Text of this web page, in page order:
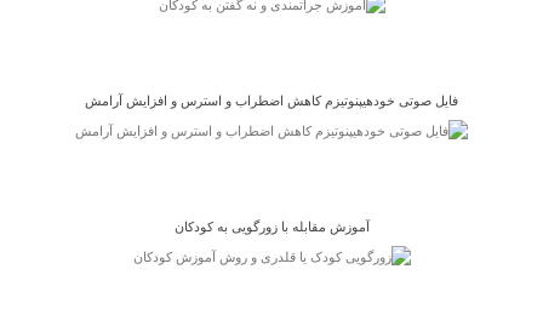
آموزش مقابله با زورگویی به کودکان
فایل صوتی خودهیپنوتیزم کاهش اضطراب و استرس و افزایش آرامش